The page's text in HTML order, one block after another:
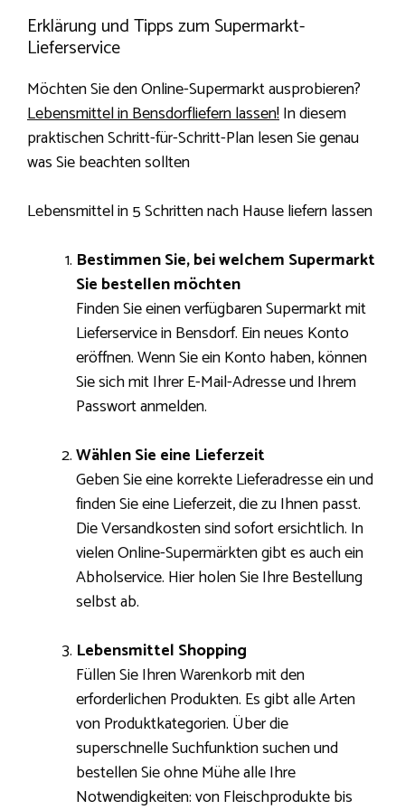
Erklärung und Tipps zum Supermarkt-
Lieferservice
Möchten Sie den Online-Supermarkt ausprobieren?
Lebensmittel in Bensdorfliefern lassen!In diesem
praktischen Schritt-für-Schritt-Plan lesen Sie genau
was Sie beachten sollten
Lebensmittel in 5 Schritten nach Hause liefern lassen
Bestimmen Sie, bei welchem ​​Supermarkt
Sie bestellen möchten
Finden Sie einen verfügbaren Supermarkt mit
Lieferservice in Bensdorf. Ein neues Konto
eröffnen. Wenn Sie ein Konto haben, können
Sie sich mit Ihrer E-Mail-Adresse und Ihrem
Passwort anmelden.
Wählen Sie eine Lieferzeit
Geben Sie eine korrekte Lieferadresse ein und
finden Sie eine Lieferzeit, die zu Ihnen passt.
Die Versandkosten sind sofort ersichtlich. In
vielen Online-Supermärkten gibt es auch ein
Abholservice. Hier holen Sie Ihre Bestellung
selbst ab.
Lebensmittel Shopping
Füllen Sie Ihren Warenkorb mit den
erforderlichen Produkten. Es gibt alle Arten
von Produktkategorien. Über die
superschnelle Suchfunktion suchen und
bestellen Sie ohne Mühe alle Ihre
Notwendigkeiten: von Fleischprodukte bis